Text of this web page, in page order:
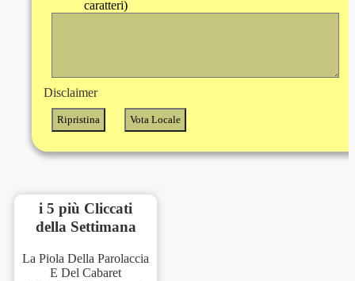
caratteri)
Disclaimer
i 5 più Cliccati
della Settimana
La Piola Della Parolaccia
E Del Cabaret